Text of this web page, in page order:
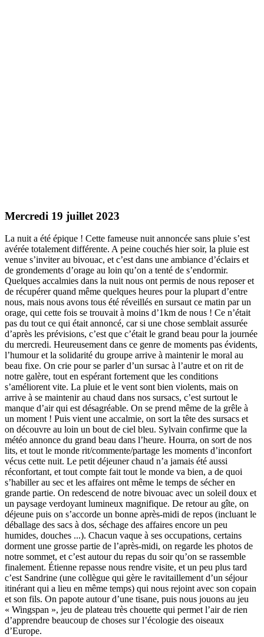
Mercredi 19 juillet 2023
La nuit a été épique ! Cette fameuse nuit annoncée sans pluie s’est
avérée totalement différente. A peine couchés hier soir, la pluie est
venue s’inviter au bivouac, et c’est dans une ambiance d’éclairs et
de grondements d’orage au loin qu’on a tenté de s’endormir.
Quelques accalmies dans la nuit nous ont permis de nous reposer et
de récupérer quand même quelques heures pour la plupart d’entre
nous, mais nous avons tous été réveillés en sursaut ce matin par un
orage, qui cette fois se trouvait à moins d’1km de nous ! Ce n’était
pas du tout ce qui était annoncé, car si une chose semblait assurée
d’après les prévisions, c’est que c’était le grand beau pour la journée
du mercredi. Heureusement dans ce genre de moments pas évidents,
l’humour et la solidarité du groupe arrive à maintenir le moral au
beau fixe. On crie pour se parler d’un sursac à l’autre et on rit de
notre galère, tout en espérant fortement que les conditions
s’améliorent vite. La pluie et le vent sont bien violents, mais on
arrive à se maintenir au chaud dans nos sursacs, c’est surtout le
manque d’air qui est désagréable. On se prend même de la grêle à
un moment ! Puis vient une accalmie, on sort la tête des sursacs et
on découvre au loin un bout de ciel bleu. Sylvain confirme que la
météo annonce du grand beau dans l’heure. Hourra, on sort de nos
lits, et tout le monde rit/commente/partage les moments d’inconfort
vécus cette nuit. Le petit déjeuner chaud n’a jamais été aussi
réconfortant, et tout compte fait tout le monde va bien, a de quoi
s’habiller au sec et les affaires ont même le temps de sécher en
grande partie. On redescend de notre bivouac avec un soleil doux et
un paysage verdoyant lumineux magnifique. De retour au gîte, on
déjeune puis on s’accorde un bonne après-midi de repos (incluant le
déballage des sacs à dos, séchage des affaires encore un peu
humides, douches ...). Chacun vaque à ses occupations, certains
dorment une grosse partie de l’après-midi, on regarde les photos de
notre sommet, et c’est autour du repas du soir qu’on se rassemble
finalement. Étienne repasse nous rendre visite, et un peu plus tard
c’est Sandrine (une collègue qui gère le ravitaillement d’un séjour
itinérant qui a lieu en même temps) qui nous rejoint avec son copain
et son fils. On papote autour d’une tisane, puis nous jouons au jeu
« Wingspan », jeu de plateau très chouette qui permet l’air de rien
d’apprendre beaucoup de choses sur l’écologie des oiseaux
d’Europe.